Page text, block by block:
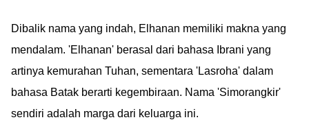
Dibalik nama yang indah, Elhanan memiliki makna yang
mendalam. 'Elhanan' berasal dari bahasa Ibrani yang
artinya kemurahan Tuhan, sementara 'Lasroha' dalam
bahasa Batak berarti kegembiraan. Nama 'Simorangkir'
sendiri adalah marga dari keluarga ini.